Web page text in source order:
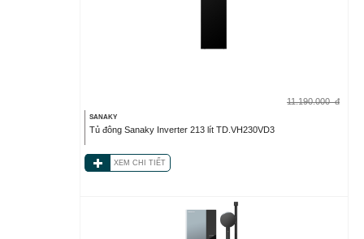
11.190.000 đ
SANAKY
Tủ đông Sanaky Inverter 213 lít TD.VH230VD3
XEM CHI TIẾT